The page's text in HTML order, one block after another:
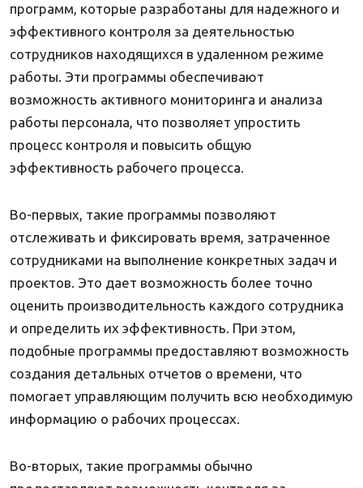
программ, которые разработаны для надежного и
эффективного контроля за деятельностью
сотрудников находящихся в удаленном режиме
работы. Эти программы обеспечивают
возможность активного мониторинга и анализа
работы персонала, что позволяет упростить
процесс контроля и повысить общую
эффективность рабочего процесса.
Во-первых, такие программы позволяют
отслеживать и фиксировать время, затраченное
сотрудниками на выполнение конкретных задач и
проектов. Это дает возможность более точно
оценить производительность каждого сотрудника
и определить их эффективность. При этом,
подобные программы предоставляют возможность
создания детальных отчетов о времени, что
помогает управляющим получить всю необходимую
информацию о рабочих процессах.
Во-вторых, такие программы обычно